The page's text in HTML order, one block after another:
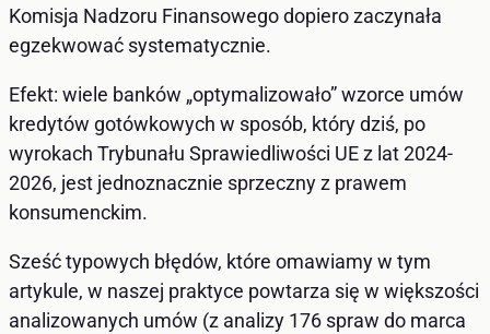
Komisja Nadzoru Finansowego dopiero zaczynała
egzekwować systematycznie.
Efekt: wiele banków „optymalizowało” wzorce umów
kredytów gotówkowych w sposób, który dziś, po
wyrokach Trybunału Sprawiedliwości UE z lat 2024-
2026, jest jednoznacznie sprzeczny z prawem
konsumenckim.
Sześć typowych błędów, które omawiamy w tym
artykule, w naszej praktyce powtarza się w większości
analizowanych umów (z analizy 176 spraw do marca